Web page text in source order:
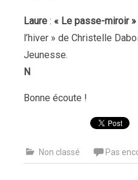
Laure : « Le passe-miroir »
l’hiver » de Christelle
Jeunesse.
N
Bonne écoute !
Non classé Pas